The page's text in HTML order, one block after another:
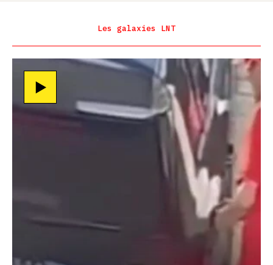
Les galaxies LNT